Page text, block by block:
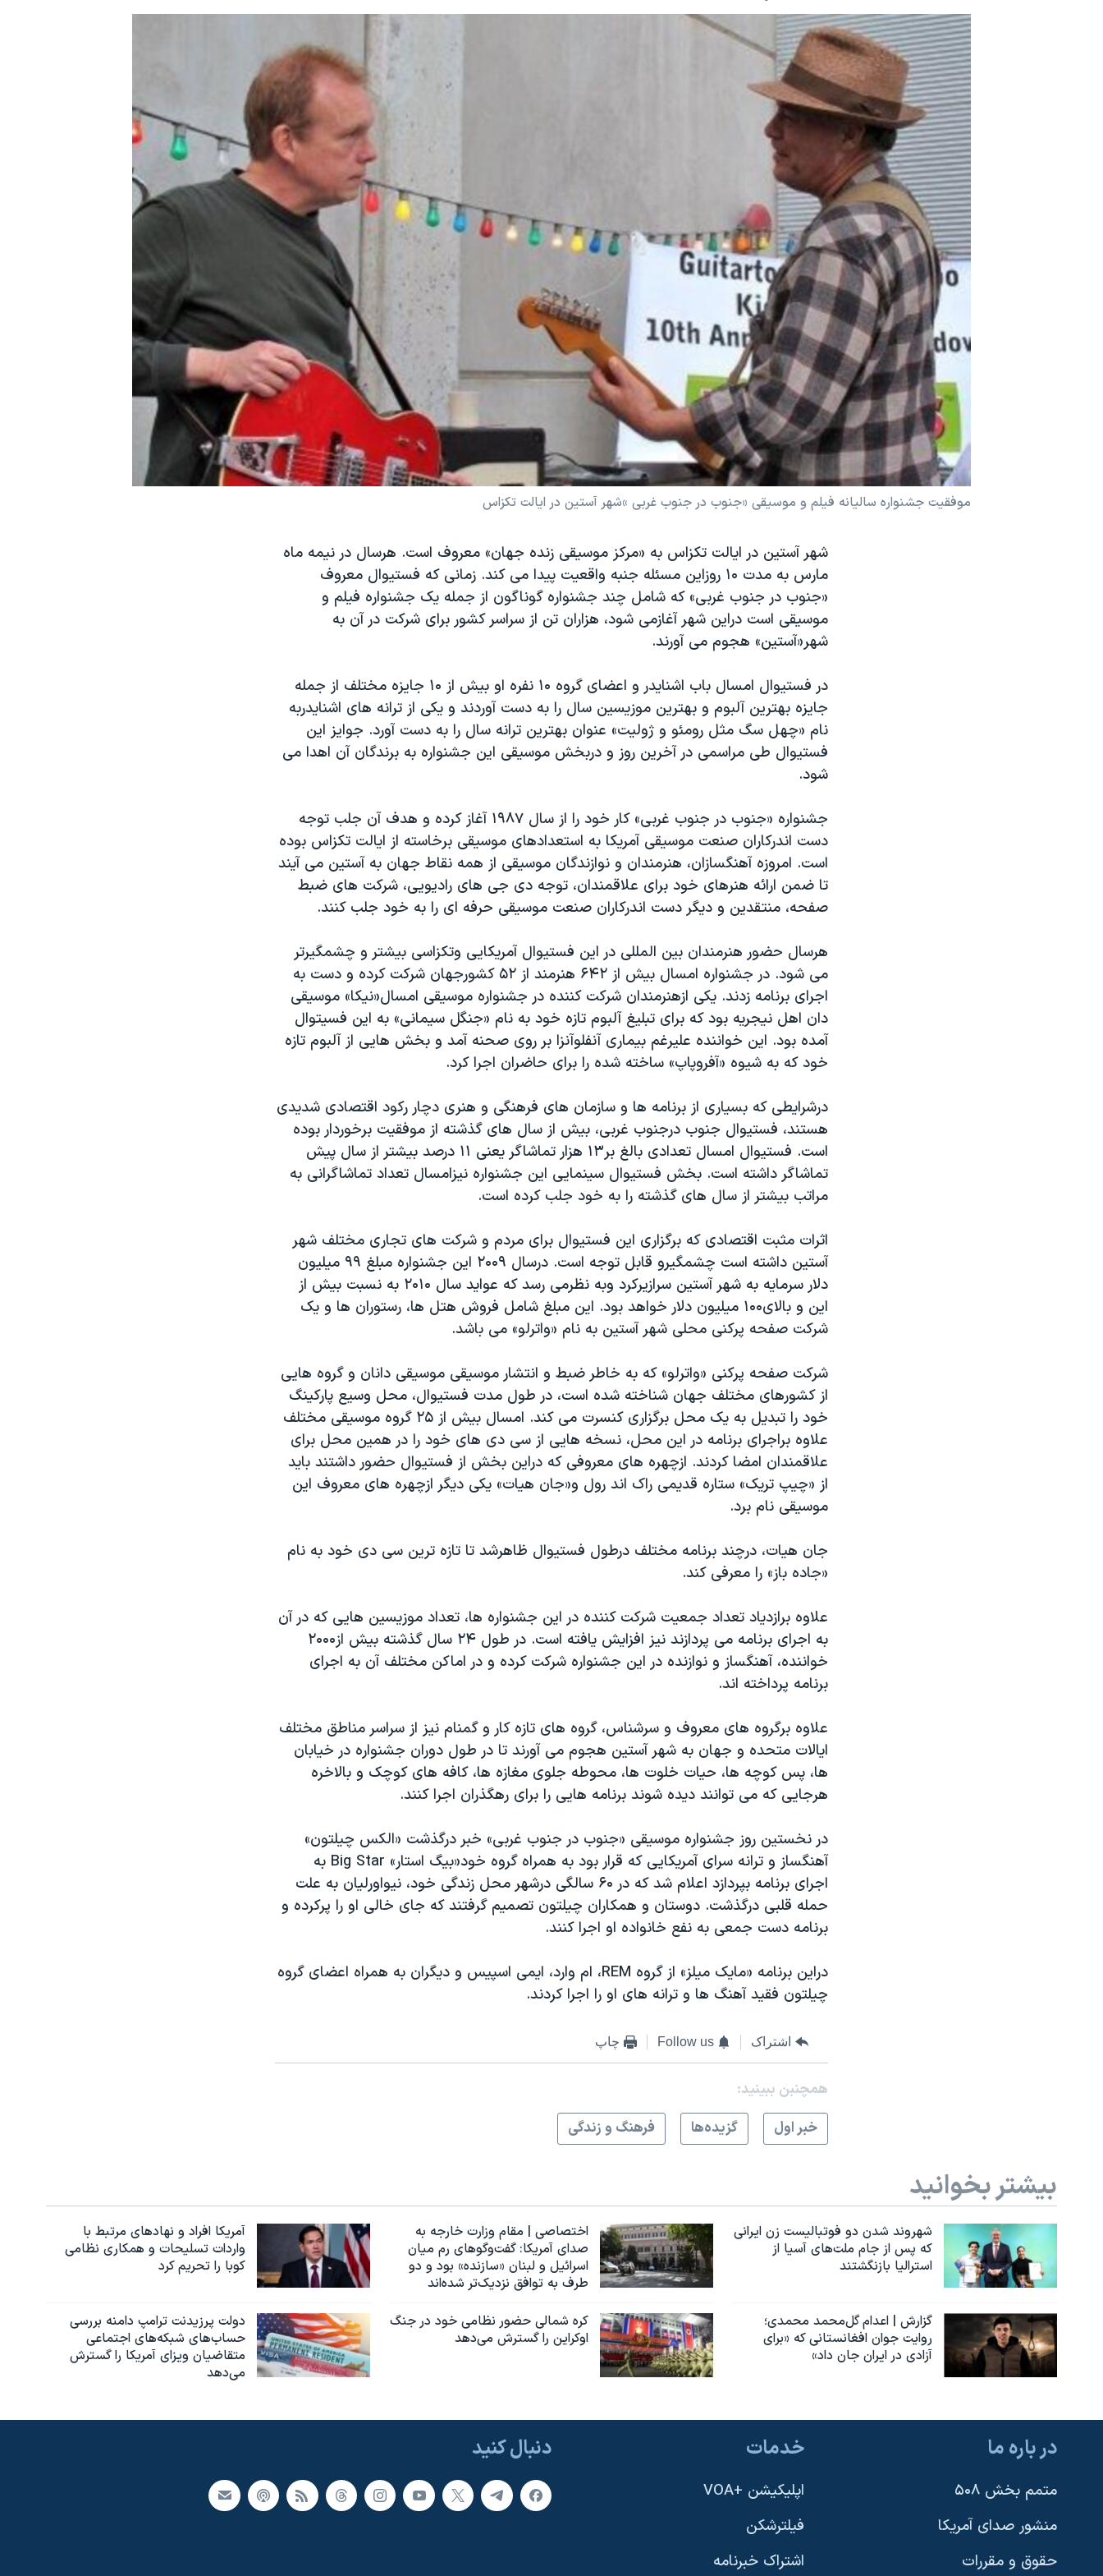
انتخابات ریاست جمهوری آمریکا ۲۰۲۴
حمله جمهوری اسلامی به اسرائیل
اعتراضات زن، زندگی، آزادی
مجموعه مستندهای دادخواهی
قانون شفافیت دارائی کادر رهبری ایران
نرگس محمدی برنده جایزه نوبل صلح
همایش محافظه‌کاران آمریکا «سی‌پک»
سفر پرزیدنت ترامپ به چین
موفقیت جشنواره سالیانه فیلم و موسیقی «جنوب در جنوب غربی »شهر آستین در ایالت تکزاس
شهر آستین در ایالت تکزاس به «مرکز موسیقی زنده جهان» معروف است. هرسال در نیمه ماه
مارس به مدت ۱۰ روزاین مسئله جنبه واقعیت پیدا می کند. زمانی که فستیوال معروف
«جنوب در جنوب غربی» که شامل چند جشنواره گوناگون از جمله یک جشنواره فیلم و
موسیقی است دراین شهر آغازمی شود، هزاران تن از سراسر کشور برای شرکت در آن به
شهر«آستین» هجوم می آورند.
در فستیوال امسال باب اشنایدر و اعضای گروه ۱۰ نفره او بیش از ۱۰ جایزه مختلف از جمله
جایزه بهترین آلبوم و بهترین موزیسین سال را به دست آوردند و یکی از ترانه های اشنایدربه
نام «چهل سگ مثل رومئو و ژولیت» عنوان بهترین ترانه سال را به دست آورد. جوایز این
فستیوال طی مراسمی در آخرین روز و دربخش موسیقی این جشنواره به برندگان آن اهدا می
شود.
جشنواره «جنوب در جنوب غربی» کار خود را از سال ۱۹۸۷ آغاز کرده و هدف آن جلب توجه
دست اندرکاران صنعت موسیقی آمریکا به استعدادهای موسیقی برخاسته از ایالت تکزاس بوده
است. امروزه آهنگسازان، هنرمندان و نوازندگان موسیقی از همه نقاط جهان به آستین می آیند
تا ضمن ارائه هنرهای خود برای علاقمندان، توجه دی جی های رادیویی، شرکت های ضبط
صفحه، منتقدین و دیگر دست اندرکاران صنعت موسیقی حرفه ای را به خود جلب کنند.
هرسال حضور هنرمندان بین المللی در این فستیوال آمریکایی وتکزاسی بیشتر و چشمگیرتر
می شود. در جشنواره امسال بیش از ۶۴۲ هنرمند از ۵۲ کشورجهان شرکت کرده و دست به
اجرای برنامه زدند. یکی ازهنرمندان شرکت کننده در جشنواره موسیقی امسال«نیکا» موسیقی
دان اهل نیجریه بود که برای تبلیغ آلبوم تازه خود به نام «جنگل سیمانی» به این فسیتوال
آمده بود. این خواننده علیرغم بیماری آنفلوآنزا بر روی صحنه آمد و بخش هایی از آلبوم تازه
خود که به شیوه «آفروپاپ» ساخته شده را برای حاضران اجرا کرد.
درشرایطی که بسیاری از برنامه ها و سازمان های فرهنگی و هنری دچار رکود اقتصادی شدیدی
هستند، فستیوال جنوب درجنوب غربی، بیش از سال های گذشته از موفقیت برخوردار بوده
است. فستیوال امسال تعدادی بالغ بر۱۳ هزار تماشاگر یعنی ۱۱ درصد بیشتر از سال پیش
تماشاگر داشته است. بخش فستیوال سینمایی این جشنواره نیزامسال تعداد تماشاگرانی به
مراتب بیشتر از سال های گذشته را به خود جلب کرده است.
اثرات مثبت اقتصادی که برگزاری این فستیوال برای مردم و شرکت های تجاری مختلف شهر
آستین داشته است چشمگیرو قابل توجه است. درسال ۲۰۰۹ این جشنواره مبلغ ۹۹ میلیون
دلار سرمایه به شهر آستین سرازیرکرد وبه نظرمی رسد که عواید سال ۲۰۱۰ به نسبت بیش از
این و بالای۱۰۰ میلیون دلار خواهد بود. این مبلغ شامل فروش هتل ها، رستوران ها و یک
شرکت صفحه پرکنی محلی شهر آستین به نام «واترلو» می باشد.
شرکت صفحه پرکنی «واترلو» که به خاطر ضبط و انتشار موسیقی موسیقی دانان و گروه هایی
از کشورهای مختلف جهان شناخته شده است، در طول مدت فستیوال، محل وسیع پارکینگ
خود را تبدیل به یک محل برگزاری کنسرت می کند. امسال بیش از ۲۵ گروه موسیقی مختلف
علاوه براجرای برنامه در این محل، نسخه هایی از سی دی های خود را در همین محل برای
علاقمندان امضا کردند. ازچهره های معروفی که دراین بخش از فستیوال حضور داشتند باید
از «چیپ تریک» ستاره قدیمی راک اند رول و«جان هیات» یکی دیگر ازچهره های معروف این
موسیقی نام برد.
جان هیات، درچند برنامه مختلف درطول فستیوال ظاهرشد تا تازه ترین سی دی خود به نام
«جاده باز» را معرفی کند.
علاوه برازدیاد تعداد جمعیت شرکت کننده در این جشنواره ها، تعداد موزیسین هایی که در آن
به اجرای برنامه می پردازند نیز افزایش یافته است. در طول ۲۴ سال گذشته بیش از۲۰۰۰
خواننده، آهنگساز و نوازنده در این جشنواره شرکت کرده و در اماکن مختلف آن به اجرای
برنامه پرداخته اند.
علاوه برگروه های معروف و سرشناس، گروه های تازه کار و گمنام نیز از سراسر مناطق مختلف
ایالات متحده و جهان به شهر آستین هجوم می آورند تا در طول دوران جشنواره در خیابان
ها، پس کوچه ها، حیات خلوت ها، محوطه جلوی مغازه ها، کافه های کوچک و بالاخره
هرجایی که می توانند دیده شوند برنامه هایی را برای رهگذران اجرا کنند.
در نخستین روز جشنواره موسیقی «جنوب در جنوب غربی» خبر درگذشت «الکس چیلتون»
آهنگساز و ترانه سرای آمریکایی که قرار بود به همراه گروه خود«بیگ استار» Big Star به
اجرای برنامه بپردازد اعلام شد که در ۶۰ سالگی درشهر محل زندگی خود، نیواورلیان به علت
حمله قلبی درگذشت. دوستان و همکاران چیلتون تصمیم گرفتند که جای خالی او را پرکرده و
برنامه دست جمعی به نفع خانواده او اجرا کنند.
دراین برنامه «مایک میلز» از گروه REM، ام وارد، ایمی اسپیس و دیگران به همراه اعضای گروه
چیلتون فقید آهنگ ها و ترانه های او را اجرا کردند.
اشتراک Follow us چاپ
همچنبن ببینید:
خبر اول
گزيده‌ها فرهنگ و زندگی
بیشتر بخوانید
شهروند شدن دو فوتبالیست زن ایرانی
که پس از جام ملت‌های آسیا از
استرالیا بازنگشتند
اختصاصی | مقام وزارت خارجه به
صدای آمریکا: گفت‌وگوهای رم میان
اسرائیل و لبنان «سازنده» بود و دو
طرف به توافق نزدیک‌تر شده‌اند
آمریکا افراد و نهادهای مرتبط با
واردات تسلیحات و همکاری نظامی
کوبا را تحریم کرد
گزارش | اعدام گل‌محمد محمدی؛
روایت جوان افغانستانی که «برای
آزادی در ایران جان داد»
کره شمالی حضور نظامی خود در جنگ
اوکراین را گسترش می‌دهد
دولت پرزیدنت ترامپ دامنه بررسی
حساب‌های شبکه‌های اجتماعی
متقاضیان ویزای آمریکا را گسترش
می‌دهد
دنبال کنید در باره ما
متمم بخش ۵۰۸
منشور صدای آمریکا
حقوق و مقررات
خدمات
اپلیکیشن +VOA
فیلترشکن
اشتراک خبرنامه